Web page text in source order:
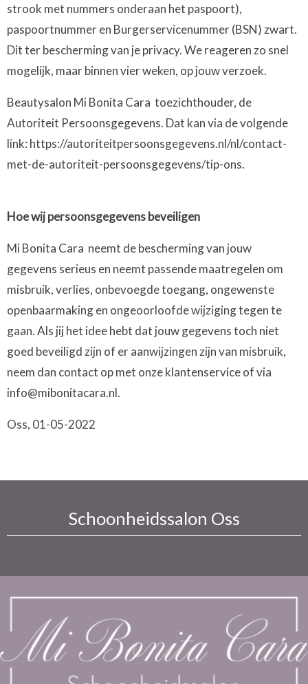
strook met nummers onderaan het paspoort),
paspoortnummer en Burgerservicenummer (BSN) zwart.
Dit ter bescherming van je privacy. We reageren zo snel
mogelijk, maar binnen vier weken, op jouw verzoek.
Beautysalon Mi Bonita Cara toezichthouder, de
Autoriteit Persoonsgegevens. Dat kan via de volgende
link: https://autoriteitpersoonsgegevens.nl/nl/contact-
met-de-autoriteit-persoonsgegevens/tip-ons.
Hoe wij persoonsgegevens beveiligen
Mi Bonita Cara neemt de bescherming van jouw
gegevens serieus en neemt passende maatregelen om
misbruik, verlies, onbevoegde toegang, ongewenste
openbaarmaking en ongeoorloofde wijziging tegen te
gaan. Als jij het idee hebt dat jouw gegevens toch niet
goed beveiligd zijn of er aanwijzingen zijn van misbruik,
neem dan contact op met onze klantenservice of via
info@mibonitacara.nl.
Oss, 01-05-2022
Schoonheidssalon Oss